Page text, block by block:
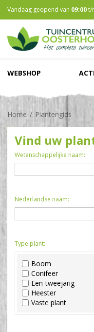
naar
Home Plantengids
Vandaag geopend van 09:00t/
WEBSHOP
Vind uw
Wetenschappelijke naam:
Nederlandse naam:
Type plant:
Boom
Conifeer
Een-tweejarig
Heester
Vaste plant